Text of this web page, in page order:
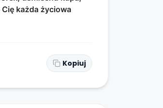
każda życiowa
Kopiuj